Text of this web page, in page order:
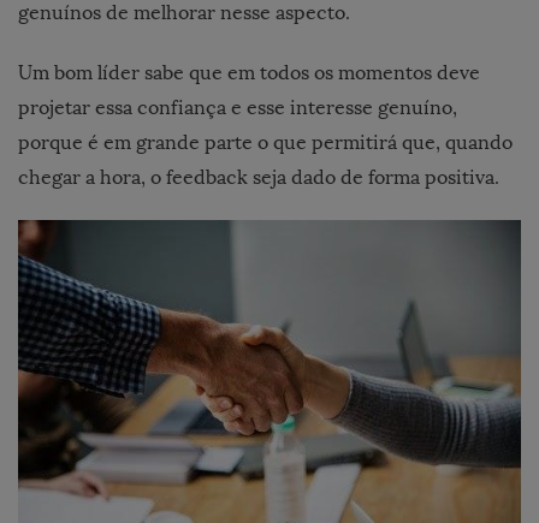
genuínos de melhorar nesse aspecto.
Um bom líder sabe que em todos os momentos deve
projetar essa confiança e esse interesse genuíno,
porque é em grande parte o que permitirá que, quando
chegar a hora, o feedback seja dado de forma positiva.